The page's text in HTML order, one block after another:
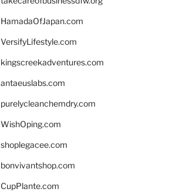
HamadaOfJapan.com
VersifyLifestyle.com
kingscreekadventures.com
antaeuslabs.com
purelycleanchemdry.com
WishOping.com
shoplegacee.com
bonvivantshop.com
CupPlante.com